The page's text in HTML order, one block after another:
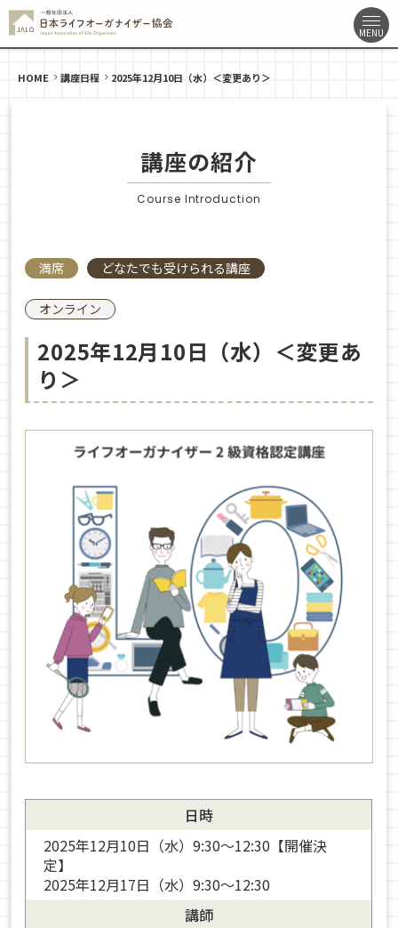
HOME 講座日程 2025年12月10日（水）＜変更あり＞
講座の紹介
Course Introduction
満席 どなたでも受けられる講座
オンライン
2025年12月10日（水）＜変更あ
り＞
日時
2025年12月10日（水）9:30〜12:30【開催決
定】
2025年12月17日（水）9:30〜12:30
講師